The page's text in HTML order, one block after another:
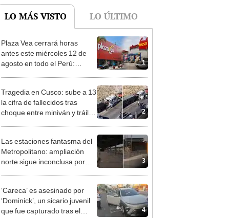
LO MÁS VISTO LO ÚLTIMO
1
Plaza Vea cerrará horas
antes este miércoles 12 de
agosto en todo el Perú:
2
Tragedia en Cusco: sube a 13
la cifra de fallecidos tras
choque entre miniván y tráiler
3
Las estaciones fantasma del
Metropolitano: ampliación
norte sigue inconclusa por
4
‘Careca’ es asesinado por
‘Dominick’, un sicario juvenil
que fue capturado tras el